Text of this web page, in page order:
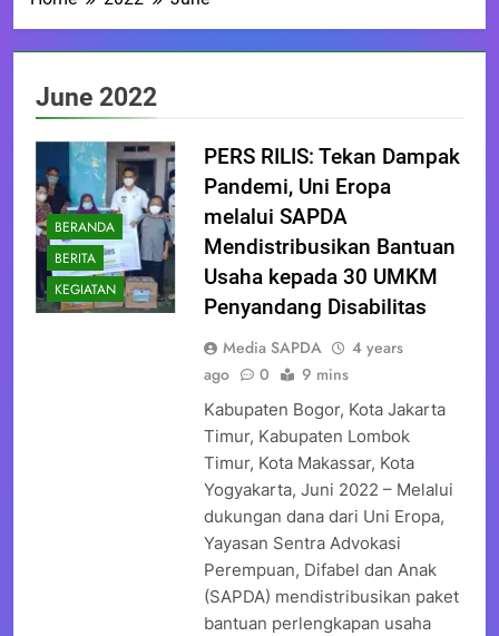
June 2022
BERANDA
BERITA
KEGIATAN
PERS RILIS: Tekan Dampak
Pandemi, Uni Eropa
melalui SAPDA
Mendistribusikan Bantuan
Usaha kepada 30 UMKM
Penyandang Disabilitas
Media SAPDA
4 years
ago
0 9 mins
Kabupaten Bogor, Kota Jakarta
Timur, Kabupaten Lombok
Timur, Kota Makassar, Kota
Yogyakarta, Juni 2022 – Melalui
dukungan dana dari Uni Eropa,
Yayasan Sentra Advokasi
Perempuan, Difabel dan Anak
(SAPDA) mendistribusikan paket
bantuan perlengkapan usaha